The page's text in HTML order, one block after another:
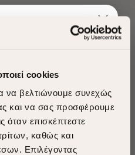
cookies
να βελτιώνουμε συνεχώς
και να σας προσφέρουμε
όταν επισκέπτεστε
καθώς και
Επιλέγοντας
of Style